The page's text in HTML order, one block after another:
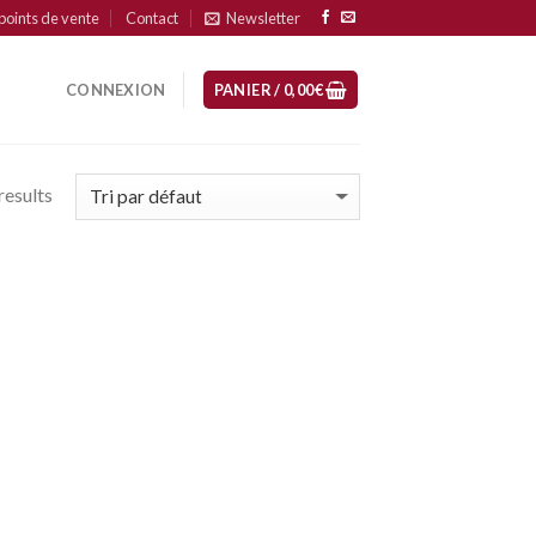
de vente Contact Newsletter
CONNEXION PANIER / 0,00€